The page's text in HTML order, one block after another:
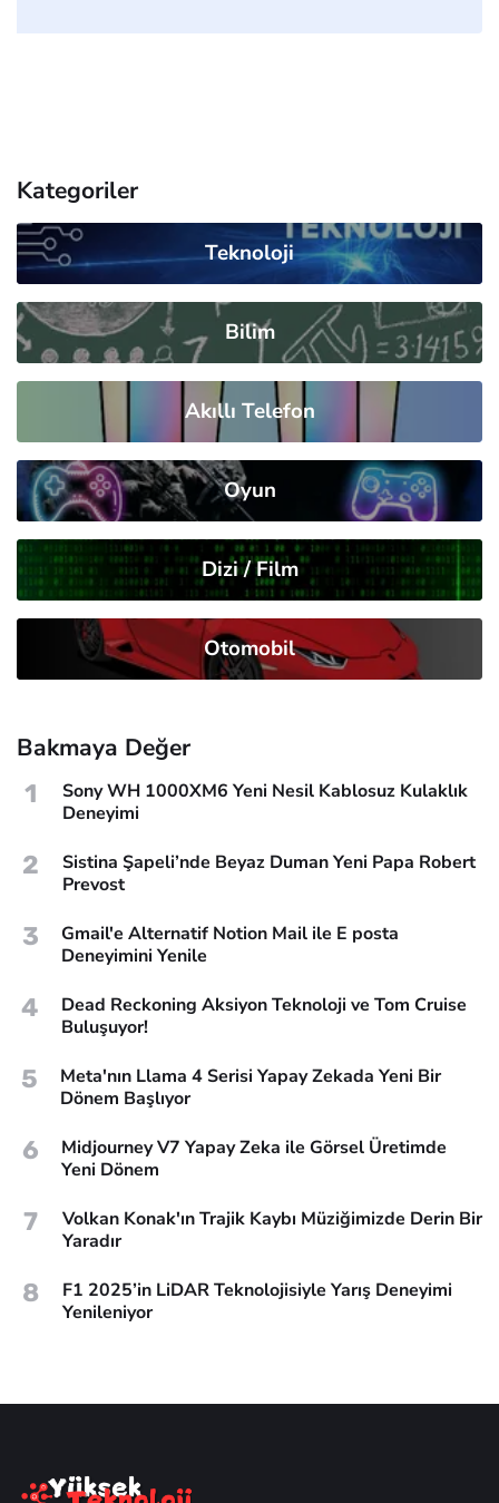
Kategoriler
Teknoloji
Bilim
Akıllı Telefon
Oyun
Dizi / Film
Otomobil
Bakmaya Değer
1
Sony WH 1000XM6 Yeni Nesil Kablosuz Kulaklık
Deneyimi
2
Sistina Şapeli’nde Beyaz Duman Yeni Papa Robert
Prevost
3
Gmail'e Alternatif Notion Mail ile E posta
Deneyimini Yenile
4
Dead Reckoning Aksiyon Teknoloji ve Tom Cruise
Buluşuyor!
5
Meta'nın Llama 4 Serisi Yapay Zekada Yeni Bir
Dönem Başlıyor
6
Midjourney V7 Yapay Zeka ile Görsel Üretimde
Yeni Dönem
7
Volkan Konak'ın Trajik Kaybı Müziğimizde Derin Bir
Yaradır
8
F1 2025’in LiDAR Teknolojisiyle Yarış Deneyimi
Yenileniyor